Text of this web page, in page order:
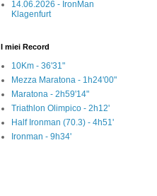
14.06.2026 - IronMan
Klagenfurt
I miei Record
10Km - 36'31"
Mezza Maratona - 1h24'00"
Maratona - 2h59'14"
Triathlon Olimpico - 2h12'
Half Ironman (70.3) - 4h51'
Ironman - 9h34'